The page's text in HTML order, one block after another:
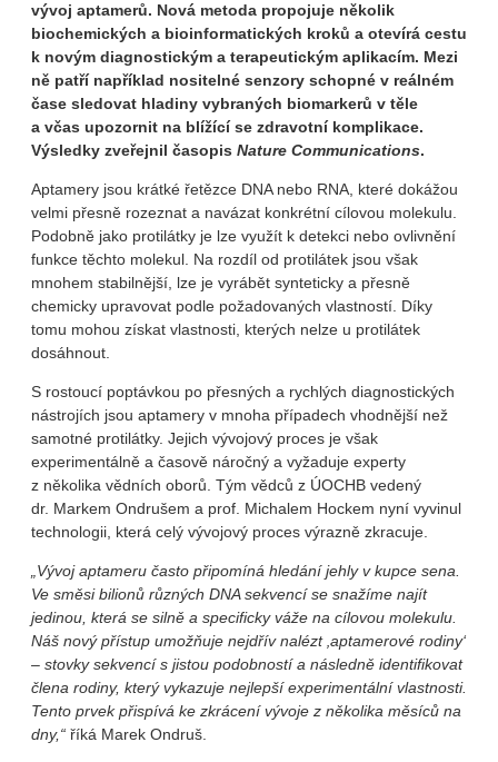
vývoj aptamerů. Nová metoda propojuje několik
biochemických a bioinformatických kroků a otevírá cestu
k novým diagnostickým a terapeutickým aplikacím. Mezi
ně patří například nositelné senzory schopné v reálném
čase sledovat hladiny vybraných biomarkerů v těle
a včas upozornit na blížící se zdravotní komplikace.
Výsledky zveřejnil časopis Nature Communications.
Aptamery jsou krátké řetězce DNA nebo RNA, které dokážou
velmi přesně rozeznat a navázat konkrétní cílovou molekulu.
Podobně jako protilátky je lze využít k detekci nebo ovlivnění
funkce těchto molekul. Na rozdíl od protilátek jsou však
mnohem stabilnější, lze je vyrábět synteticky a přesně
chemicky upravovat podle požadovaných vlastností. Díky
tomu mohou získat vlastnosti, kterých nelze u protilátek
dosáhnout.
S rostoucí poptávkou po přesných a rychlých diagnostických
nástrojích jsou aptamery v mnoha případech vhodnější než
samotné protilátky. Jejich vývojový proces je však
experimentálně a časově náročný a vyžaduje experty
z několika vědních oborů. Tým vědců z ÚOCHB vedený
dr. Markem Ondrušem a prof. Michalem Hockem nyní vyvinul
technologii, která celý vývojový proces výrazně zkracuje.
„Vývoj aptameru často připomíná hledání jehly v kupce sena.
Ve směsi bilionů různých DNA sekvencí se snažíme najít
jedinou, která se silně a specificky váže na cílovou molekulu.
Náš nový přístup umožňuje nejdřív nalézt ‚aptamerové rodiny‘
– stovky sekvencí s jistou podobností a následně identifikovat
člena rodiny, který vykazuje nejlepší experimentální vlastnosti.
Tento prvek přispívá ke zkrácení vývoje z několika měsíců na
dny,“ říká Marek Ondruš.